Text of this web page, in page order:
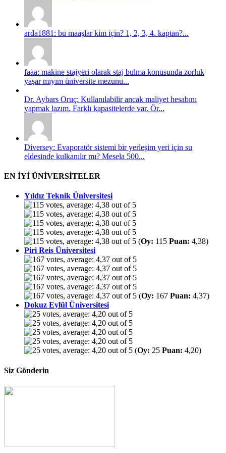
arda1881: bu maaşlar kim için? 1, 2, 3, 4. kaptan?...
faaa: makine stajyeri olarak staj bulma konusunda zorluk
yaşar mıyım üniversite mezunu...
Dr. Aybars Oruç: Kullanılabilir ancak maliyet hesabını
yapmak lazım. Farklı kapasitelerde var. Ör...
Diversey: Evaporatör sistemi bir yerleşim yeri için su
eldesinde kulkanılır mı? Mesela 500...
EN İYİ ÜNİVERSİTELER
Yıldız Teknik Üniversitesi
(Oy: 115 Puan: 4,38)
Piri Reis Üniversitesi
(Oy: 167 Puan: 4,37)
Dokuz Eylül Üniversitesi
(Oy: 25 Puan: 4,20)
Siz Gönderin